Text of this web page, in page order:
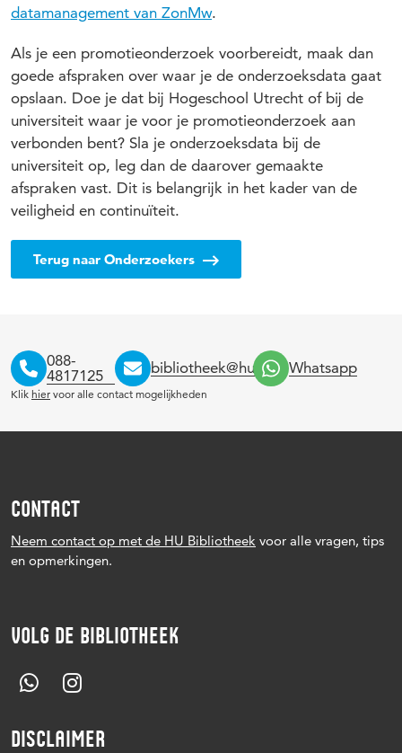
datamanagement van ZonMw.
Als je een promotieonderzoek voorbereidt, maak dan
goede afspraken over waar je de onderzoeksdata gaat
opslaan. Doe je dat bij Hogeschool Utrecht of bij de
universiteit waar je voor je promotieonderzoek aan
verbonden bent? Sla je onderzoeksdata bij de
universiteit op, leg dan de daarover gemaakte
afspraken vast. Dit is belangrijk in het kader van de
veiligheid en continuïteit.
Terug naar Onderzoekers
088-
4817125
bibliotheek@hu.nl Whatsapp
Klik hier voor alle contact mogelijkheden
CONTACT
Neem contact op met de HU Bibliotheek voor alle vragen, tips
en opmerkingen.
VOLG DE BIBLIOTHEEK
DISCLAIMER